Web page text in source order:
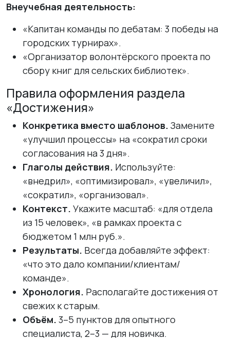
Внеучебная деятельность:
«Капитан команды по дебатам: 3 победы на
городских турнирах».
«Организатор волонтёрского проекта по
сбору книг для сельских библиотек».
Правила оформления раздела
«Достижения»
Конкретика вместо шаблонов. Замените
«улучшил процессы» на «сократил сроки
согласования на 3 дня».
Глаголы действия. Используйте:
«внедрил», «оптимизировал», «увеличил»,
«сократил», «организовал».
Контекст. Укажите масштаб: «для отдела
из 15 человек», «в рамках проекта с
бюджетом 1 млн руб.».
Результаты. Всегда добавляйте эффект:
«что это дало компании/клиентам/
команде».
Хронология. Располагайте достижения от
свежих к старым.
Объём. 3–5 пунктов для опытного
специалиста, 2–3 — для новичка.